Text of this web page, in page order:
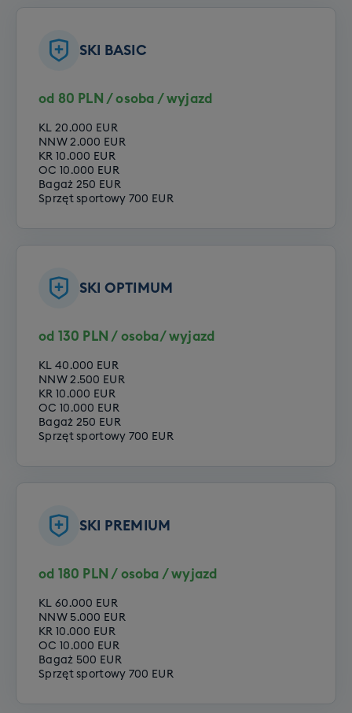
Cena grupowego szkolenia snowboardowego to
790 zł.
Cena grupowego szkolenia
snowboardowego to 790 zł. Rezerwując
wyjazd zadeklaruj jeden z poniższych
Poziom zero
Poziom zaawansowany
SKI BASIC
od 80 PLN / osoba / wyjazd
KL 20.000 EUR
NNW 2.000 EUR
KR 10.000 EUR
OC 10.000 EUR
Bagaż 250 EUR
Sprzęt sportowy 700 EUR
SKI OPTIMUM
od 130 PLN / osoba/ wyjazd
KL 40.000 EUR
NNW 2.500 EUR
KR 10.000 EUR
OC 10.000 EUR
Bagaż 250 EUR
Sprzęt sportowy 700 EUR
SKI PREMIUM
od 180 PLN / osoba / wyjazd
KL 60.000 EUR
NNW 5.000 EUR
KR 10.000 EUR
OC 10.000 EUR
Bagaż 500 EUR
Sprzęt sportowy 700 EUR